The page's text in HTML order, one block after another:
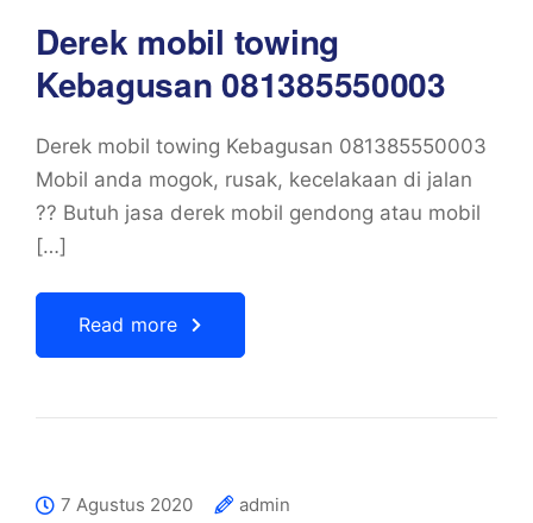
Derek mobil towing
Kebagusan 081385550003
Derek mobil towing Kebagusan 081385550003
Mobil anda mogok, rusak, kecelakaan di jalan
?? Butuh jasa derek mobil gendong atau mobil
[…]
Read more
7 Agustus 2020
admin